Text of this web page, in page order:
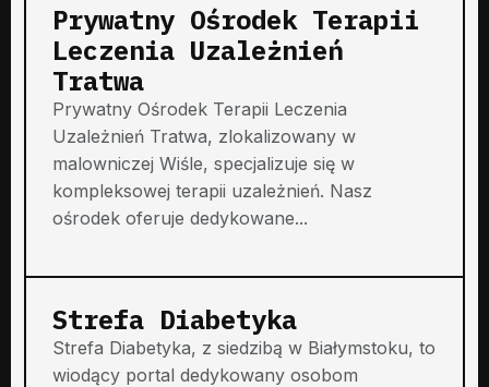
Prywatny Ośrodek Terapii
Leczenia Uzależnień
Tratwa
Prywatny Ośrodek Terapii Leczenia
Uzależnień Tratwa, zlokalizowany w
malowniczej Wiśle, specjalizuje się w
kompleksowej terapii uzależnień. Nasz
ośrodek oferuje dedykowane...
Strefa Diabetyka
Strefa Diabetyka, z siedzibą w Białymstoku, to
wiodący portal dedykowany osobom